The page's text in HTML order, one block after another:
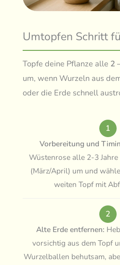
Umtopfen Schritt
Topfe deine Pflanze alle 2
um, wenn Wurzeln aus
oder die Erde schnell
1
Vorbereitung und
Wüstenrose alle 2-3
(März/April) um und
weiten Topf mit
2
Alte Erde entfernen:
vorsichtig aus dem Topf
Wurzelballen behutsam,